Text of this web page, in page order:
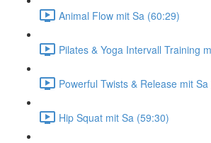
Animal Flow mit Sa (60:29)
Pilates & Yoga Intervall Training
Powerful Twists & Release mit
Hip Squat mit Sa (59:30)